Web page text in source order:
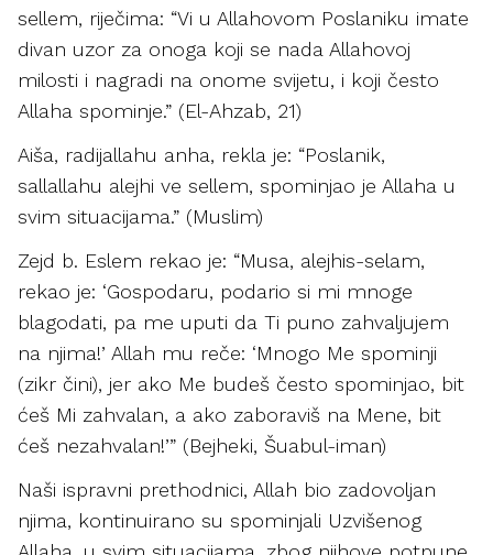
sellem, riječima: “Vi u Allahovom Poslaniku imate
divan uzor za onoga koji se nada Allahovoj
milosti i nagradi na onome svijetu, i koji često
Allaha spominje.” (El-Ahzab, 21)
Aiša, radijallahu anha, rekla je: “Poslanik,
sallallahu alejhi ve sellem, spominjao je Allaha u
svim situacijama.” (Muslim)
Zejd b. Eslem rekao je: “Musa, alejhis-selam,
rekao je: ‘Gospodaru, podario si mi mnoge
blagodati, pa me uputi da Ti puno zahvaljujem
na njima!’ Allah mu reče: ‘Mnogo Me spominji
(zikr čini), jer ako Me budeš često spominjao, bit
ćeš Mi zahvalan, a ako zaboraviš na Mene, bit
ćeš nezahvalan!’” (Bejheki, Šuabul-iman)
Naši ispravni prethodnici, Allah bio zadovoljan
njima, kontinuirano su spominjali Uzvišenog